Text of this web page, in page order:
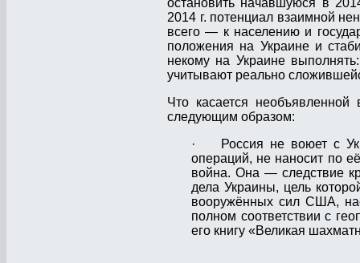
остановить начавшу­юся в
2014 г. потенциал вза­имной
всего — к населению и
положения на Украине и
некому на Украине
учитывают реально
Что касается
следующим образом:
· Россия не воюет с
операций, не наносит по
война. Она — следствие
дела Украины, цель
вооружённых сил США,
полном соответствии с
его книгу «Великая